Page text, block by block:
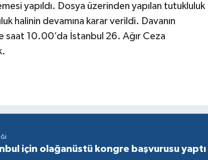
yapıldı. Dosya üzerinden yapılan tutukluluk
halinin devamına karar verildi. Davanın
saat 10.00’da İstanbul 26. Ağır Ceza
için olağanüstü kongre başvurusu yaptı